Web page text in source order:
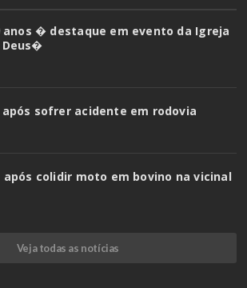
� destaque em evento da Igreja
sofrer acidente em rodovia
colidir moto em bovino na vicinal
Veja todas as notícias